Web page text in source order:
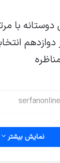
دوستانه با
دوازدهم
نمایش بیشتر